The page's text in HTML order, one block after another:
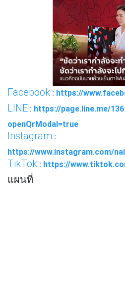
Facebook : https://
LINE : https://page.line.me/
openQrModal=true
Instagram :
https://www.instagram.com/
TikTok : https://
แผนที่